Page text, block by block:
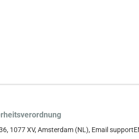
1077 XV, Amsterdam (NL), Email